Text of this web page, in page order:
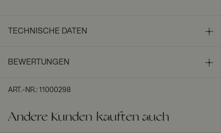
TECHNISCHE DATEN
BEWERTUNGEN
ART.-NR.: 11000298
Andere Kunden kauften auch